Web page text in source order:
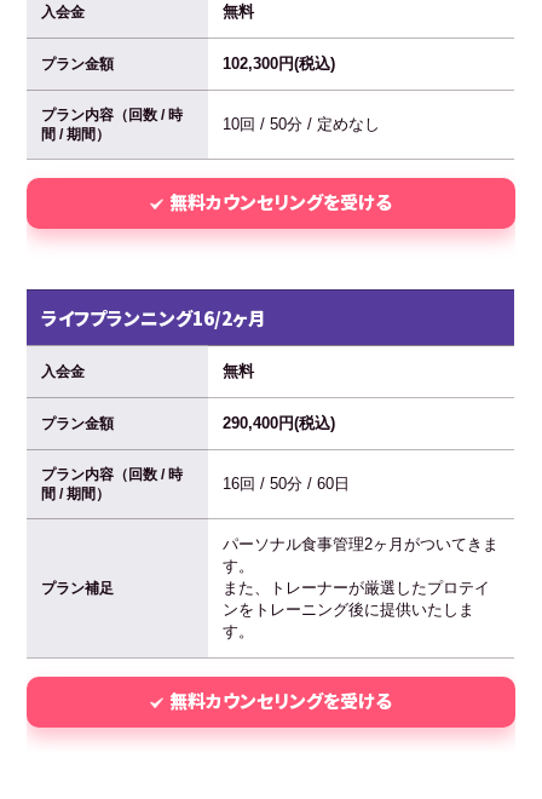
入会金 無料
プラン金額 102,300円(税込)
プラン内容（回数 / 時
間 / 期間）
10回 / 50分 / 定めなし
無料カウンセリングを受ける
ライフプランニング16/2ヶ月
入会金 無料
プラン金額 290,400円(税込)
プラン内容（回数 / 時
間 / 期間）
16回 / 50分 / 60日
プラン補足
パーソナル食事管理2ヶ月がついてきま
す。
また、トレーナーが厳選したプロテイ
ンをトレーニング後に提供いたしま
す。
無料カウンセリングを受ける